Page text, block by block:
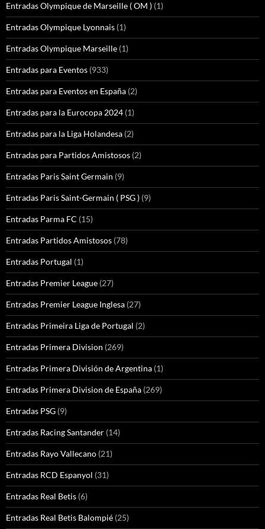
Entradas Olympique de Marseille ( OM ) (1)
Entradas Olympique Lyonnais (1)
Entradas Olympique Marseille (1)
Entradas para Eventos (933)
Entradas para Eventos en España (2)
Entradas para la Eurocopa 2024 (1)
Entradas para la Liga Holandesa (2)
Entradas para Partidos Amistosos (2)
Entradas Paris Saint Germain (9)
Entradas Paris Saint-Germain ( PSG ) (9)
Entradas Parma FC (15)
Entradas Partidos Amistosos (78)
Entradas Portugal (1)
Entradas Premier League (27)
Entradas Premier League Inglesa (27)
Entradas Primeira Liga de Portugal (2)
Entradas Primera Division (269)
Entradas Primera División de Argentina (1)
Entradas Primera Division de España (269)
Entradas PSG (9)
Entradas Racing Santander (14)
Entradas Rayo Vallecano (21)
Entradas RCD Espanyol (31)
Entradas Real Betis (6)
Entradas Real Betis Balompié (25)